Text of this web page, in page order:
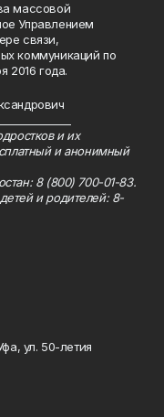
массовой
Управлением
связи,
коммуникаций по
2016 года.
и их
и анонимный
8 (800) 700-01-83.
и родителей: 8-
ул. 50-летия